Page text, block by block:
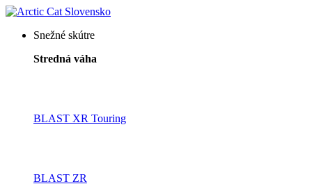
Snežné skútre
Stredná váha
BLAST XR Touring
BLAST ZR